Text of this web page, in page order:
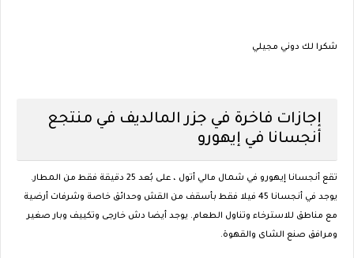
شكرا لك دوني مجيلي
إجازات فاخرة في جزر المالديف في منتجع
أنجسانا في إيهورو
تقع أنجسانا إيهورو في شمال مالي أتول ، على بُعد 25 دقيقة فقط من المطار.
يوجد في أنجسانا 45 فيلا فقط بأسقف من القش وحدائق خاصة وشرفات أرضية
مع مناطق للاسترخاء وتناول الطعام. يوجد أيضا دش خارجى وتكييف وبار صغير
ومرافق صنع الشاى والقهوة.